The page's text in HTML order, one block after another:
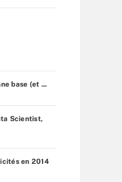
base (et ...
Scientist,
en 2014